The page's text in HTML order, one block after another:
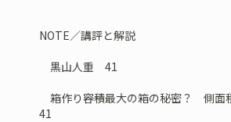
NOTE／講評と解説
黒山人重 41
箱作り――容積最大の箱の秘密？ 側
41